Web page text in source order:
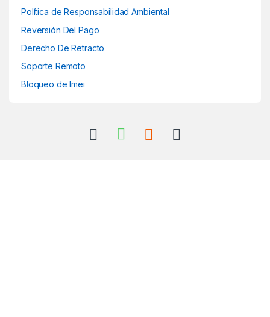
Política de Responsabilidad Ambiental
Reversión Del Pago
Derecho De Retracto
Soporte Remoto
Bloqueo de Imei